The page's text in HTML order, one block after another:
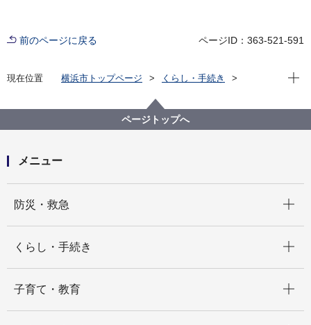
前のページに戻る ページID：363-521-591
現在位置 横浜市トップページ
くらし・手続き
農業者等へのご案内「支援・お知らせ」
環境保全型農業推進者認定制度について
現在
ページトップへ
メニュー
防災・救急
くらし・手続き
子育て・教育